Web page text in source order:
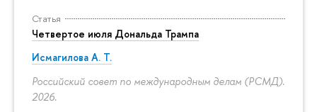
Статья
Четвертое июля Дональда Трампа
Исмагилова А. Т.
Российский совет по международным делам (РСМД).
2026.